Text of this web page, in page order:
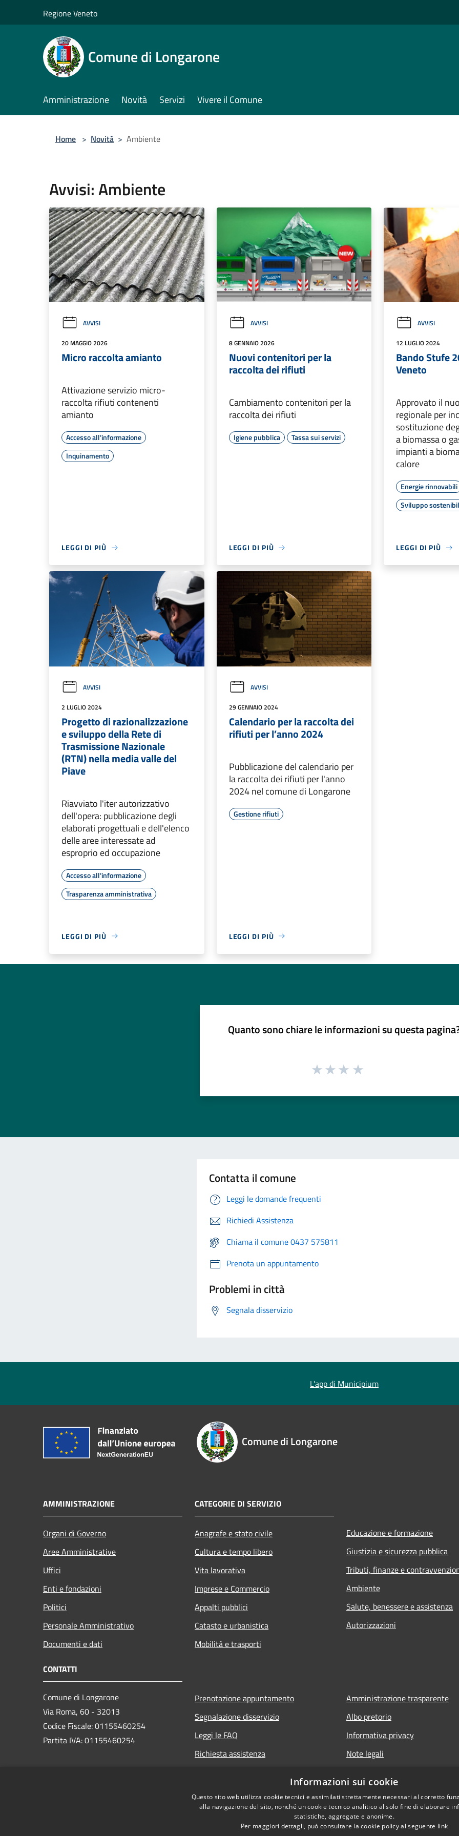
Regione Veneto
Comune di Longarone
Amministrazione Novità Servizi Vivere il Comune
Home > Novità > Ambiente
Avvisi: Ambiente
AVVISI
20 MAGGIO 2026
Micro raccolta amianto
Attivazione servizio micro-
raccolta rifiuti contenenti
amianto
Accesso all'informazione
Inquinamento
LEGGI DI PIÙ
AVVISI
8 GENNAIO 2026
Nuovi contenitori per la
raccolta dei rifiuti
Cambiamento contenitori per la
raccolta dei rifiuti
Igiene pubblica Tassa sui servizi
LEGGI DI PIÙ
AVVISI
12 LUGLIO 2024
Bando Stufe
Veneto
Approvato il
regionale per
sostituzione
a biomassa o
impianti a
calore
Energie rinnovabili
Sviluppo
LEGGI DI PIÙ
AVVISI
2 LUGLIO 2024
Progetto di razionalizzazione
e sviluppo della Rete di
Trasmissione Nazionale
(RTN) nella media valle del
Piave
Riavviato l'iter autorizzativo
dell'opera: pubblicazione degli
elaborati progettuali e dell'elenco
delle aree interessate ad
esproprio ed occupazione
Accesso all'informazione
Trasparenza amministrativa
LEGGI DI PIÙ
AVVISI
29 GENNAIO 2024
Calendario per la raccolta dei
rifiuti per l’anno 2024
Pubblicazione del calendario per
la raccolta dei rifiuti per l'anno
2024 nel comune di Longarone
Gestione rifiuti
LEGGI DI PIÙ
Quanto sono chiare le informazioni su questa
Contatta il comune
Leggi le domande frequenti
Richiedi Assistenza
Chiama il comune 0437 575811
Prenota un appuntamento
Problemi in città
Segnala disservizio
L'app di Municipium
Comune di Longarone
AMMINISTRAZIONE
Organi di Governo
Aree Amministrative
Uffici
Enti e fondazioni
Politici
Personale Amministrativo
Documenti e dati
CATEGORIE DI SERVIZIO
Anagrafe e stato civile
Cultura e tempo libero
Vita lavorativa
Imprese e Commercio
Appalti pubblici
Catasto e urbanistica
Mobilità e trasporti
Educazione e formazione
Giustizia e sicurezza pubblica
Tributi, finanze e
Ambiente
Salute, benessere e assistenza
Autorizzazioni
CONTATTI
Comune di Longarone
Via Roma, 60 - 32013
Codice Fiscale: 01155460254
Partita IVA: 01155460254
Prenotazione appuntamento
Segnalazione disservizio
Leggi le FAQ
Richiesta assistenza
Amministrazione trasparente
Albo pretorio
Informativa privacy
Note legali
Informazioni sui cookie
Questo sito web utilizza cookie tecnici e assimilati strettamente necessari al corretto
alla navigazione del sito, nonché un cookie tecnico analitico al solo fine di elaborare
statistiche, aggregate e anonime.
Per maggiori dettagli, può consultare la cookie policy al seguente link